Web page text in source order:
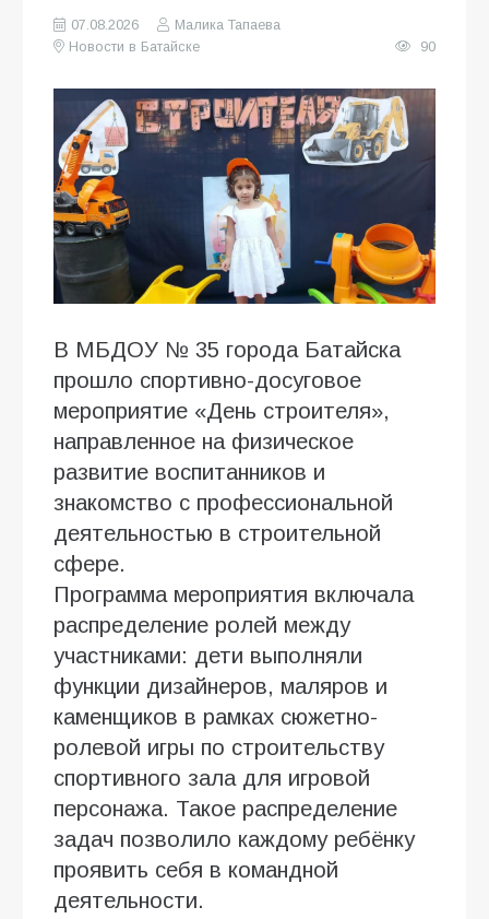
07.08.2026
Малика Тапаева
Новости в Батайске
90
В МБДОУ № 35 города Батайска
прошло спортивно-досуговое
мероприятие «День строителя»,
направленное на физическое
развитие воспитанников и
знакомство с профессиональной
деятельностью в строительной
сфере.
Программа мероприятия включала
распределение ролей между
участниками: дети выполняли
функции дизайнеров, маляров и
каменщиков в рамках сюжетно-
ролевой игры по строительству
спортивного зала для игровой
персонажа. Такое распределение
задач позволило каждому ребёнку
проявить себя в командной
деятельности.